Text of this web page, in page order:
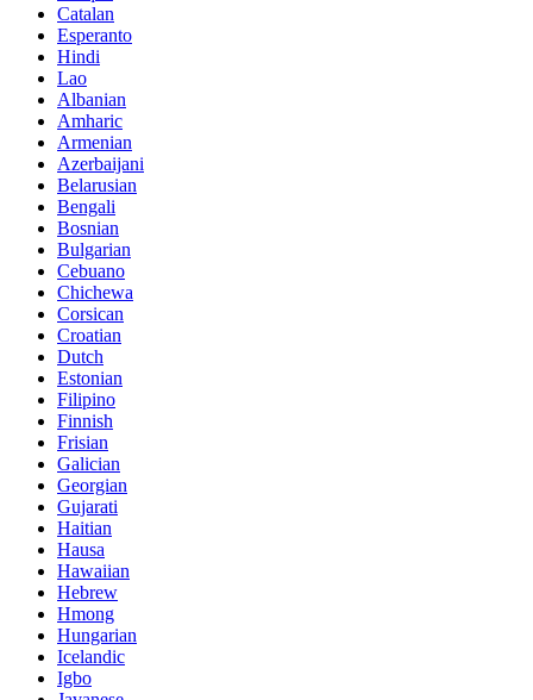
Catalan
Esperanto
Hindi
Lao
Albanian
Amharic
Armenian
Azerbaijani
Belarusian
Bengali
Bosnian
Bulgarian
Cebuano
Chichewa
Corsican
Croatian
Dutch
Estonian
Filipino
Finnish
Frisian
Galician
Georgian
Gujarati
Haitian
Hausa
Hawaiian
Hebrew
Hmong
Hungarian
Icelandic
Igbo